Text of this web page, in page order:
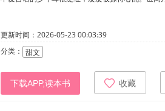
更新时间：2026-05-23 00:03:39
分类： 甜文
下载APP,读本书 收藏